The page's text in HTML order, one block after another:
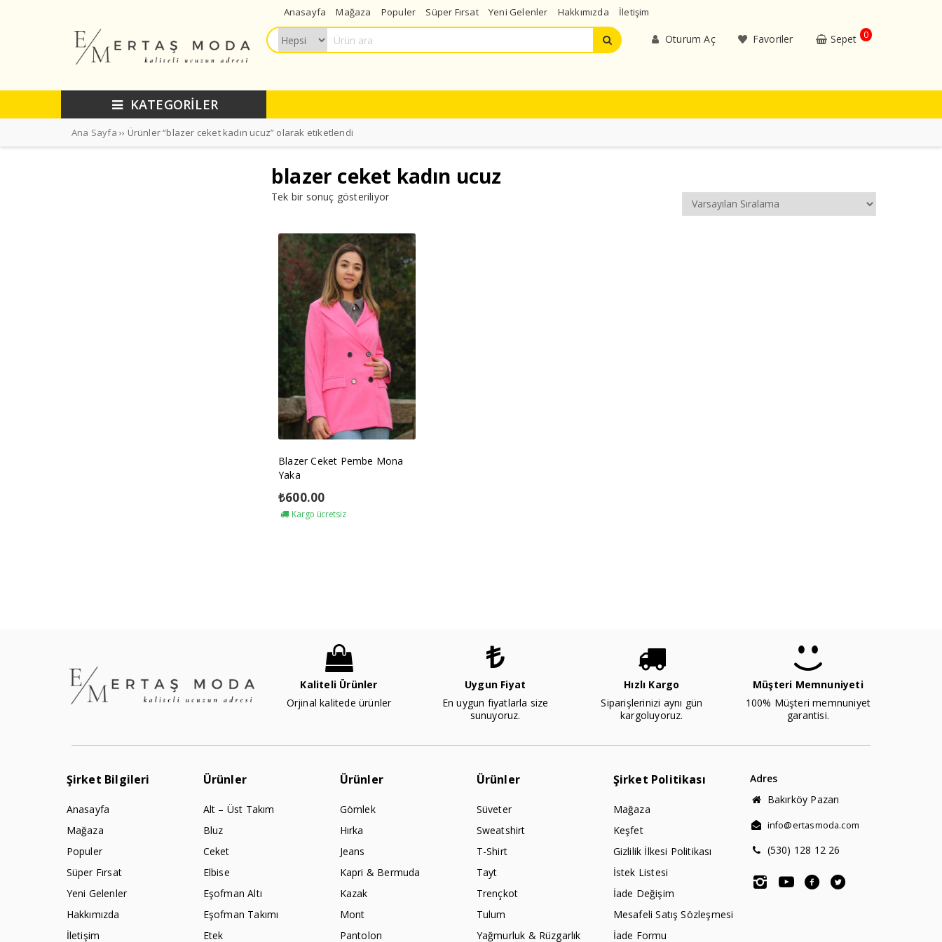
Anasayfa Mağaza Populer Süper Fırsat Yeni Gelenler Hakkımızda İletişim
Oturum Aç Favoriler Sepet 0
KATEGORİLER
Ana Sayfa ›› Ürünler “blazer ceket kadın ucuz” olarak etiketlendi
blazer ceket kadın ucuz
Tek bir sonuç gösteriliyor
Blazer Ceket Pembe Mona
Yaka
₺600.00
Kargo ücretsiz
Kaliteli Ürünler
Orjinal kalitede ürünler
Uygun Fiyat
En uygun fiyatlarla size
sunuyoruz.
Hızlı Kargo
Siparişlerinizi aynı gün
kargoluyoruz.
Müşteri Memnuniyeti
100% Müşteri memnuniyet
garantisi.
Şirket Bilgileri
Anasayfa
Mağaza
Populer
Süper Fırsat
Yeni Gelenler
Hakkımızda
İletişim
Ürünler
Alt – Üst Takım
Bluz
Ceket
Elbise
Eşofman Altı
Eşofman Takımı
Etek
Ürünler
Gömlek
Hırka
Jeans
Kapri & Bermuda
Kazak
Mont
Pantolon
Ürünler
Süveter
Sweatshirt
T-Shirt
Tayt
Trençkot
Tulum
Yağmurluk & Rüzgarlık
Şirket Politikası
Mağaza
Keşfet
Gizlilik İlkesi Politikası
İstek Listesi
İade Değişim
Mesafeli Satış Sözleşmesi
İade Formu
Adres
Bakırköy Pazarı
info@ertasmoda.com
(530) 128 12 26